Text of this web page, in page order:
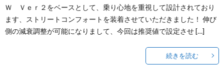
Ｗ Ｖｅｒ２をベースとして、乗り心地を重視して設計されており
ます、ストリートコンフォートを装着させていただきました！ 伸び
側の減衰調整が可能になりまして、今回は推奨値で設定させ […]
続きを読む